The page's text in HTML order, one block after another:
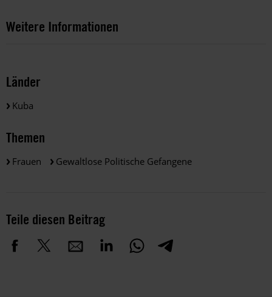
Weitere Informationen
Länder
Kuba
Themen
Frauen Gewaltlose Politische Gefangene
Teile diesen Beitrag